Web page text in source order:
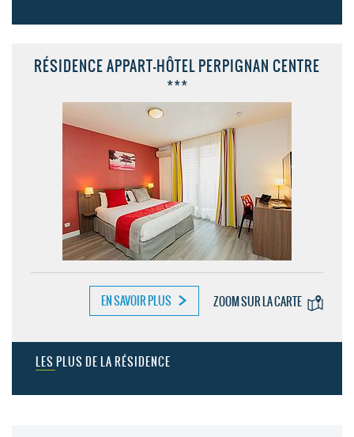
RÉSIDENCE APPART-HÔTEL PERPIGNAN CENTRE
***
EN SAVOIR PLUS ZOOM SUR LA CARTE
LES PLUS DE LA RÉSIDENCE